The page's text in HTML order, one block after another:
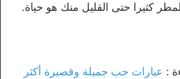
كثيرا حتى القليل منك هو حياة.
: عبارات حب جميلة وقصيرة أكثر